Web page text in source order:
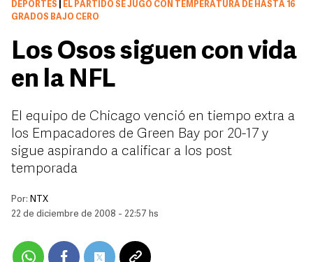
DEPORTES
EL PARTIDO SE JUGÓ CON TEMPERATURA DE HASTA 16
GRADOS BAJO CERO
Los Osos siguen con vida
en la NFL
El equipo de Chicago venció en tiempo extra a
los Empacadores de Green Bay por 20-17 y
sigue aspirando a calificar a los post
temporada
Por: NTX
22 de diciembre de 2008 - 22:57 hs